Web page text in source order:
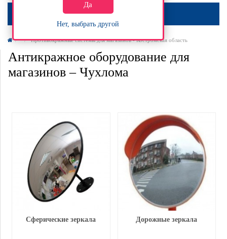
Да
Нет, выбрать другой
МЕНЮ
Противокражные системы для магазинов - Костромская область
Антикражное оборудование для
магазинов – Чухлома
Сферические зеркала Дорожные зеркала